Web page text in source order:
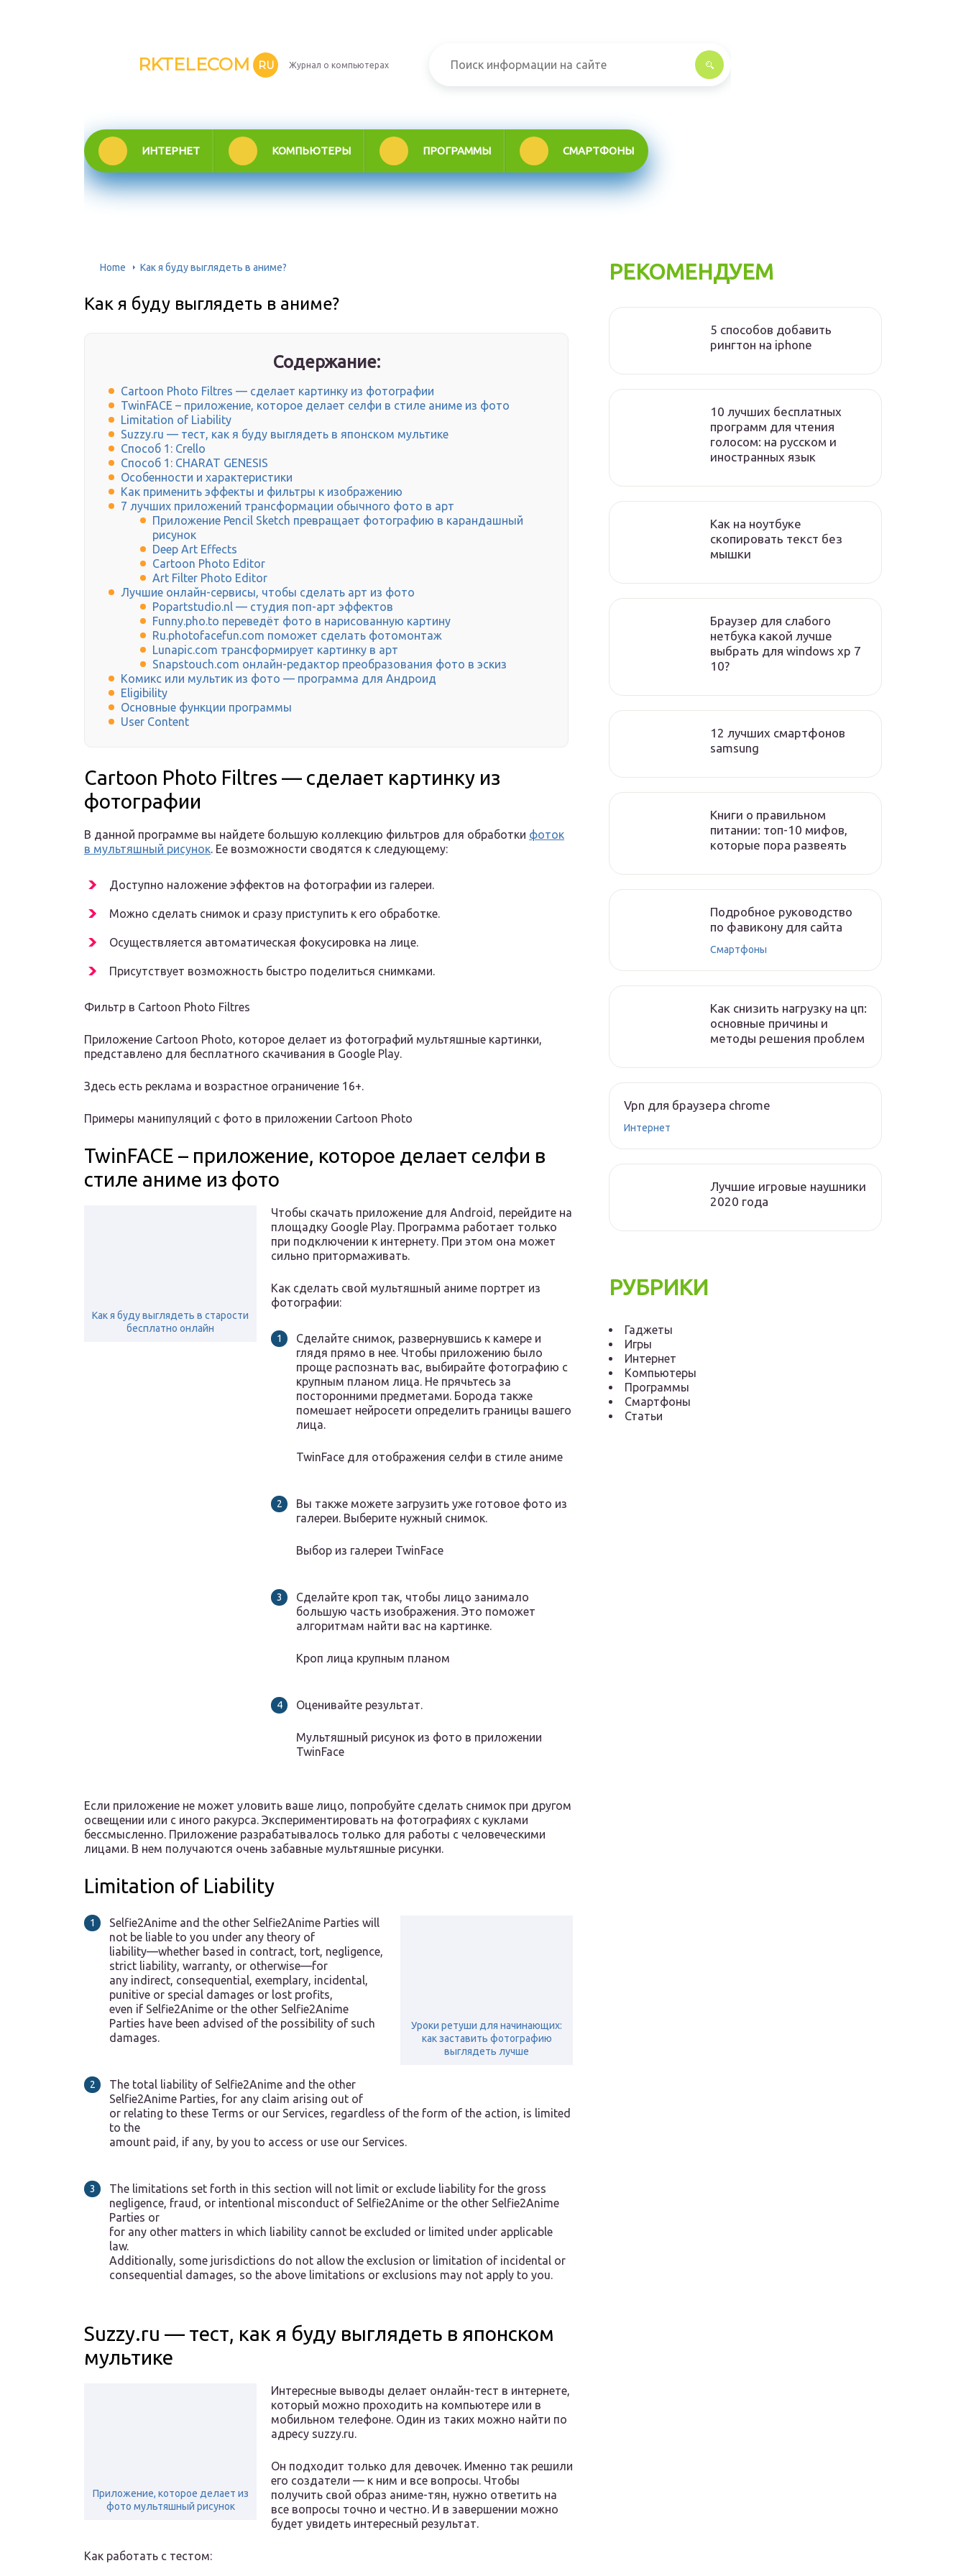
RKTELECOM RU Журнал о компьютерах
ИНТЕРНЕТ КОМПЬЮТЕРЫ ПРОГРАММЫ СМАРТФОНЫ
Home Как я буду выглядеть в аниме?
Как я буду выглядеть в аниме?
Содержание:
Cartoon Photo Filtres — сделает картинку из фотографии
TwinFACE – приложение, которое делает селфи в стиле аниме из фото
Limitation of Liability
Suzzy.ru — тест, как я буду выглядеть в японском мультике
Способ 1: Crello
Способ 1: CHARAT GENESIS
Особенности и характеристики
Как применить эффекты и фильтры к изображению
7 лучших приложений трансформации обычного фото в арт
Приложение Pencil Sketch превращает фотографию в карандашный
рисунок
Deep Art Effects
Cartoon Photo Editor
Art Filter Photo Editor
Лучшие онлайн-сервисы, чтобы сделать арт из фото
Popartstudio.nl — студия поп-арт эффектов
Funny.pho.to переведёт фото в нарисованную картину
Ru.photofacefun.com поможет сделать фотомонтаж
Lunapic.com трансформирует картинку в арт
Snapstouch.com онлайн-редактор преобразования фото в эскиз
Комикс или мультик из фото — программа для Андроид
Eligibility
Основные функции программы
User Content
Cartoon Photo Filtres — сделает картинку из
фотографии
В данной программе вы найдете большую коллекцию фильтров для обработки фоток
в мультяшный рисунок. Ее возможности сводятся к следующему:
Доступно наложение эффектов на фотографии из галереи.
Можно сделать снимок и сразу приступить к его обработке.
Осуществляется автоматическая фокусировка на лице.
Присутствует возможность быстро поделиться снимками.
Фильтр в Cartoon Photo Filtres
Приложение Cartoon Photo, которое делает из фотографий мультяшные картинки,
представлено для бесплатного скачивания в Google Play.
Здесь есть реклама и возрастное ограничение 16+.
Примеры манипуляций с фото в приложении Cartoon Photo
TwinFACE – приложение, которое делает селфи в
стиле аниме из фото
Как я буду выглядеть в старости
бесплатно онлайн
Чтобы скачать приложение для Android, перейдите на
площадку Google Play. Программа работает только
при подключении к интернету. При этом она может
сильно притормаживать.
Как сделать свой мультяшный аниме портрет из
фотографии:
Сделайте снимок, развернувшись к камере и
глядя прямо в нее. Чтобы приложению было
проще распознать вас, выбирайте фотографию с
крупным планом лица. Не прячьтесь за
посторонними предметами. Борода также
помешает нейросети определить границы вашего
лица.
TwinFace для отображения селфи в стиле аниме
Вы также можете загрузить уже готовое фото из
галереи. Выберите нужный снимок.
Выбор из галереи TwinFace
Сделайте кроп так, чтобы лицо занимало
большую часть изображения. Это поможет
алгоритмам найти вас на картинке.
Кроп лица крупным планом
Оценивайте результат.
Мультяшный рисунок из фото в приложении
TwinFace
Если приложение не может уловить ваше лицо, попробуйте сделать снимок при другом
освещении или с иного ракурса. Экспериментировать на фотографиях с куклами
бессмысленно. Приложение разрабатывалось только для работы с человеческими
лицами. В нем получаются очень забавные мультяшные рисунки.
Limitation of Liability
Уроки ретуши для начинающих:
как заставить фотографию
выглядеть лучше
Selfie2Anime and the other Selfie2Anime Parties will
not be liable to you under any theory of
liability—whether based in contract, tort, negligence,
strict liability, warranty, or otherwise—for
any indirect, consequential, exemplary, incidental,
punitive or special damages or lost profits,
even if Selfie2Anime or the other Selfie2Anime
Parties have been advised of the possibility of such
damages.
The total liability of Selfie2Anime and the other
Selfie2Anime Parties, for any claim arising out of
or relating to these Terms or our Services, regardless of the form of the action, is limited
to the
amount paid, if any, by you to access or use our Services.
The limitations set forth in this section will not limit or exclude liability for the gross
negligence, fraud, or intentional misconduct of Selfie2Anime or the other Selfie2Anime
Parties or
for any other matters in which liability cannot be excluded or limited under applicable
law.
Additionally, some jurisdictions do not allow the exclusion or limitation of incidental or
consequential damages, so the above limitations or exclusions may not apply to you.
Suzzy.ru — тест, как я буду выглядеть в японском
мультике
Приложение, которое делает из
фото мультяшный рисунок
Интересные выводы делает онлайн-тест в интернете,
который можно проходить на компьютере или в
мобильном телефоне. Один из таких можно найти по
адресу suzzy.ru.
Он подходит только для девочек. Именно так решили
его создатели — к ним и все вопросы. Чтобы
получить свой образ аниме-тян, нужно ответить на
все вопросы точно и честно. И в завершении можно
будет увидеть интересный результат.
Как работать с тестом:
РЕКОМЕНДУЕМ
5 способов добавить
рингтон на iphone
10 лучших бесплатных
программ для чтения
голосом: на русском и
иностранных язык
Как на ноутбуке
скопировать текст без
мышки
Браузер для слабого
нетбука какой лучше
выбрать для windows xp 7
10?
12 лучших смартфонов
samsung
Книги о правильном
питании: топ-10 мифов,
которые пора развеять
Подробное руководство
по фавикону для сайта
Смартфоны
Как снизить нагрузку на цп:
основные причины и
методы решения проблем
Vpn для браузера chrome
Интернет
Лучшие игровые наушники
2020 года
РУБРИКИ
Гаджеты
Игры
Интернет
Компьютеры
Программы
Смартфоны
Статьи